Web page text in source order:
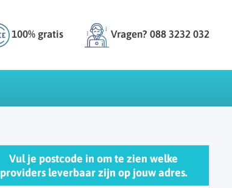
100% gratis Vragen? 088 3232 032
Vul je postcode in om te zien welke
providers leverbaar zijn op jouw adres.